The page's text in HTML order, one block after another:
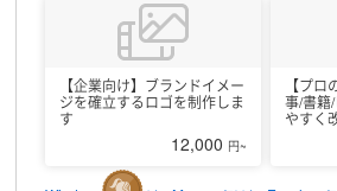
った法人様の課題まで、丁寧にヒアリングし
● ロゴ/キャラクターデザイン
促物デザイン
● SNS・広告バナー制作● ブランドデザイン一式
（ロゴ＋販促物＋SNS用素材などの統合提案
イアント対応実績あり など
____________________________________
ング力：お客様の「真の目的」を引き出し、
【企業向け】ブランドイメー
ジを確立するロゴを制作しま
す
12,000 円~
【プ
事/書籍
やすく